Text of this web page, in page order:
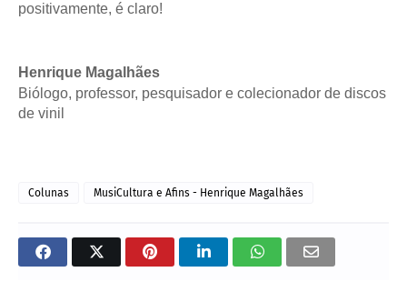
positivamente, é claro!
Henrique Magalhães
Biólogo, professor, pesquisador e colecionador de discos
de vinil
Colunas MusiCultura e Afins - Henrique Magalhães